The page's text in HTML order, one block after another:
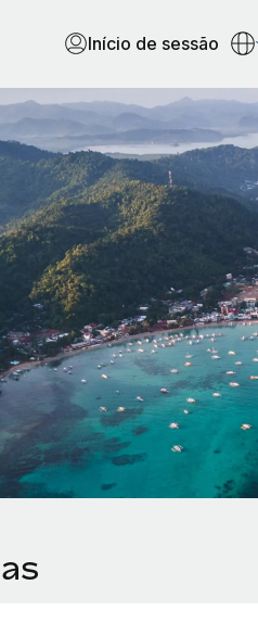
Início de sessão